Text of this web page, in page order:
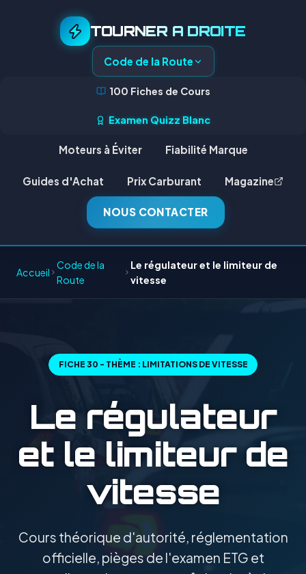
TOURNER A DROITE
Code de la Route
100 Fiches de Cours
Examen Quizz Blanc
Moteurs à Éviter Fiabilité Marque
Guides d'Achat Prix Carburant Magazine
NOUS CONTACTER
Accueil
Code de la
Route
Le régulateur et le limiteur de
vitesse
FICHE 30 - THÈME : LIMITATIONS DE VITESSE
Le régulateur
et le limiteur de
vitesse
Cours théorique d'autorité, réglementation
officielle, pièges de l'examen ETG et